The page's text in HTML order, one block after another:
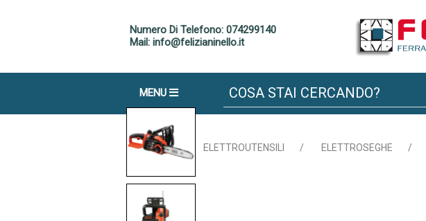
Numero Di Telefono: 074299140
Mail: info@felizianinello.it
MENU
Home ELETTROUTENSILI / ELETTROSEGHE /